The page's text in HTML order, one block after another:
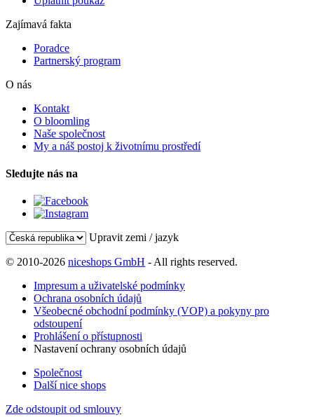
Zajímavá fakta
Poradce
Partnerský program
O nás
Kontakt
O bloomling
Naše společnost
My a náš postoj k životnímu prostředí
Sledujte nás na
Upravit zemi / jazyk
© 2010-2026 niceshops GmbH - All rights reserved.
Impresum a uživatelské podmínky
Ochrana osobních údajů
Všeobecné obchodní podmínky (VOP) a pokyny pro
odstoupení
Prohlášení o přístupnosti
Nastavení ochrany osobních údajů
Společnost
Další nice shops
Zde odstoupit od smlouvy